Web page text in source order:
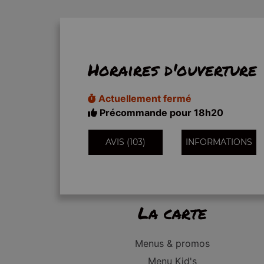
Horaires d'ouverture
Actuellement fermé
Précommande pour 18h20
AVIS (103) INFORMATIONS
La carte
Menus & promos
Menu Kid's